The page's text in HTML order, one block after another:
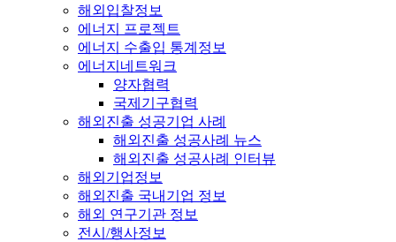
해외입찰정보
에너지 프로젝트
에너지 수출입 통계정보
에너지네트워크
양자협력
국제기구협력
해외진출 성공기업 사례
해외진출 성공사례 뉴스
해외진출 성공사례 인터뷰
해외기업정보
해외진출 국내기업 정보
해외 연구기관 정보
전시/행사정보